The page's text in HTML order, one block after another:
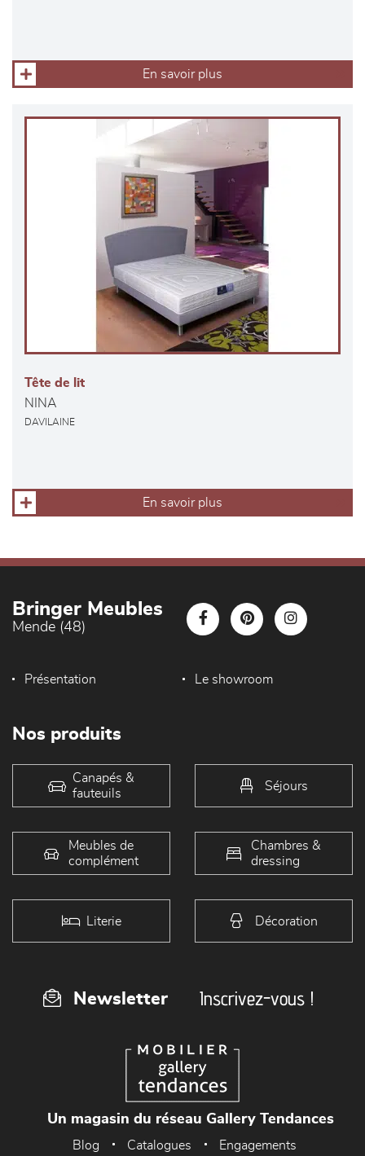
En savoir plus
Tête de lit
NINA
DAVILAINE
En savoir plus
Bringer Meubles
Mende (48)
Présentation Le showroom
Nos produits
Canapés &
fauteuils
Séjours
Meubles de
complément
Chambres &
dressing
Literie Décoration
Newsletter Inscrivez-vous !
Un magasin du réseau Gallery Tendances
Blog Catalogues Engagements